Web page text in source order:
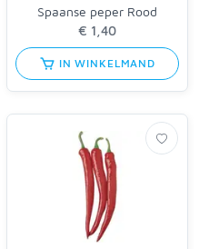
Spaanse peper Rood
IN WINKELMAND